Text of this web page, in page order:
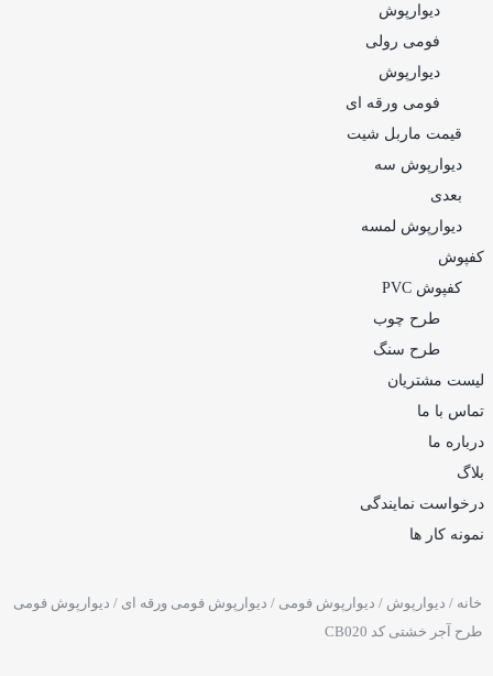
دیوارپوش
فومی رولی
دیوارپوش
فومی ورقه ای
قیمت ماربل شیت
دیوارپوش سه
بعدی
دیوارپوش لمسه
کفپوش
کفپوش PVC
طرح چوب
طرح سنگ
لیست مشتریان
تماس با ما
درباره ما
بلاگ
درخواست نمایندگی
نمونه کار ها
خانه / دیوارپوش / دیوارپوش فومی / دیوارپوش فومی ورقه ای / دیوارپوش فومی
طرح آجر خشتی کد CB020